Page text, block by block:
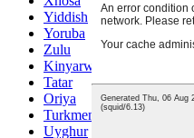
Yiddish
Yoruba
Zulu
Kinyarwanda
Tatar
Oriya
Turkmen
Uyghur